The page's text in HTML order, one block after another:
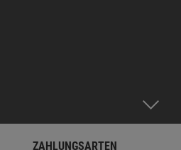
ZAHLUNGSARTEN